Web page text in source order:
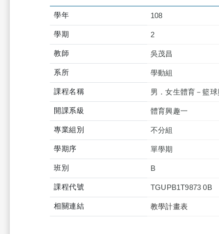
學年 108
學期 2
教師 吳茂昌
系所 學動組
課程名稱 男．女生體育－籃
開課系級 體育興趣一
專業組別 不分組
學期序 單學期
班別 B
課程代號 TGUPB1T9873 0B
相關連結 教學計畫表